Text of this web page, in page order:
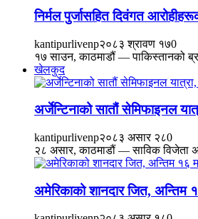
निर्मल पुर्जासहित दिवंगत
kantipurlivenp२०८३ श्रावण १७0
१७ साउन, काठमाडौं — पाकिस्तानको ब्रड
खेलकुद
अर्जेन्टिनाको सातौं सेमिफाइनल
kantipurlivenp२०८३ असार २८0
२८ असार, काठमाडौं — साविक विजेता
अमेरिकाको शानदार जित, अन्तिम